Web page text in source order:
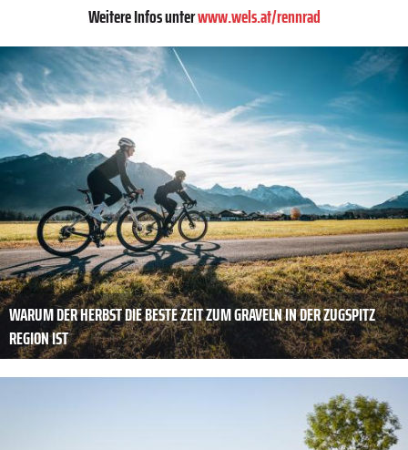
Weitere Infos unterwww.wels.at/rennrad
WARUM DER HERBST DIE BESTE ZEIT ZUM GRAVELN IN DER ZUGSPITZ
REGION IST